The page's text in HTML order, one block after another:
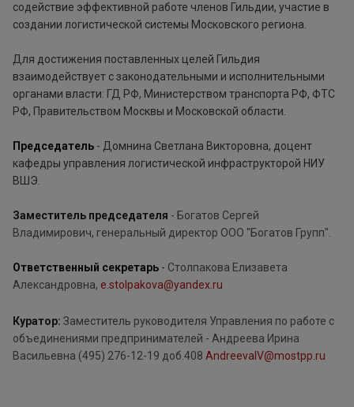
содействие эффективной работе членов Гильдии, участие в
создании логистической системы Московского региона.
Для достижения поставленных целей Гильдия
взаимодействует с законодательными и исполнительными
органами власти: ГД РФ, Министерством транспорта РФ, ФТС
РФ, Правительством Москвы и Московской области.
Председатель - Домнина Светлана Викторовна, доцент
кафедры управления логистической инфраструкторой НИУ
ВШЭ.
Заместитель председателя - Богатов Сергей
Владимирович, генеральный директор ООО "Богатов Групп".
Ответственный секретарь - Столпакова Елизавета
Александровна, e.stolpakova@yandex.ru
Куратор: Заместитель руководителя Управления по работе с
объединениями предпринимателей - Андреева Ирина
Васильевна (495) 276-12-19 доб.408 AndreevaIV@mostpp.ru